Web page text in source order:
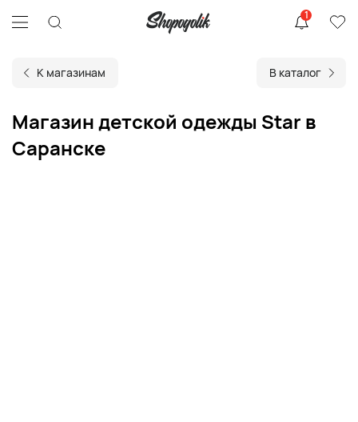
1
К магазинам В каталог
Магазин детской одежды Star в
Саранске